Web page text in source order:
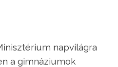
napvilágra
a gimnáziumok